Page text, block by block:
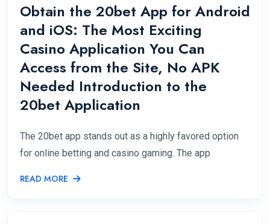
Obtain the 20bet App for Android
and iOS: The Most Exciting
Casino Application You Can
Access from the Site, No APK
Needed Introduction to the
20bet Application
The 20bet app stands out as a highly favored option
for online betting and casino gaming. The app
READ MORE